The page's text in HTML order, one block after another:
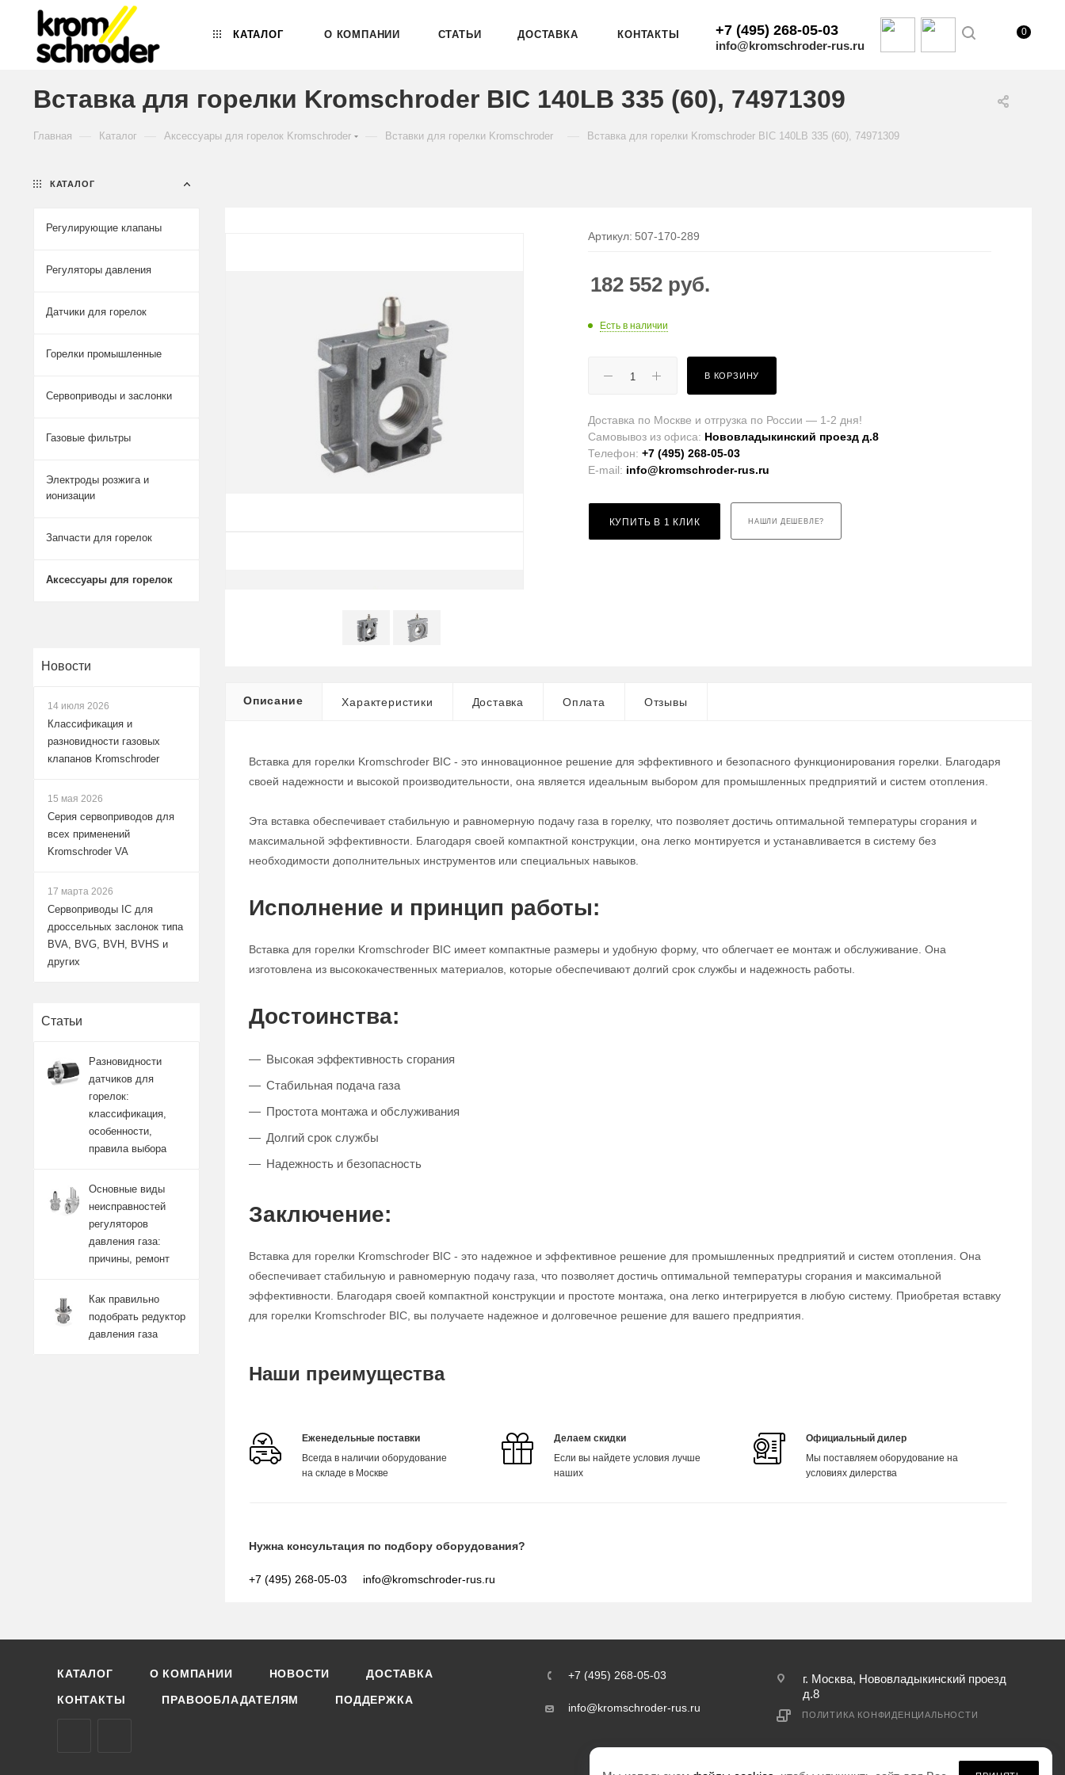
КАТАЛОГ О КОМПАНИИ СТАТЬИ ДОСТАВКА КОНТАКТЫ +7 (495) 268-05-03
info@kromschroder-rus.ru
0
Вставка для горелки Kromschroder BIC 140LB 335 (60), 74971309
Главная Каталог Аксессуары для горелок Kromschroder Вставки для горелки Kromschroder Вставка для горелки Kromschroder BIC 140LB 335 (60), 74971309
Артикул: 507-170-289
182 552 руб.
Есть в наличии
В КОРЗИНУ
Доставка по Москве и отгрузка по России — 1-2 дня!
Самовывоз из офиса: Нововладыкинский проезд д.8
Телефон:+7 (495) 268-05-03
E-mail: info@kromschroder-rus.ru
КУПИТЬ В 1 КЛИК НАШЛИ ДЕШЕВЛЕ?
Описание Характеристики Доставка Оплата Отзывы
Вставка для горелки Kromschroder BIC - это инновационное решение для эффективного и безопасного функционирования горелки. Благодаря
своей надежности и высокой производительности, она является идеальным выбором для промышленных предприятий и систем отопления.
Эта вставка обеспечивает стабильную и равномерную подачу газа в горелку, что позволяет достичь оптимальной температуры сгорания и
максимальной эффективности. Благодаря своей компактной конструкции, она легко монтируется и устанавливается в систему без
необходимости дополнительных инструментов или специальных навыков.
Исполнение и принцип работы:
Вставка для горелки Kromschroder BIC имеет компактные размеры и удобную форму, что облегчает ее монтаж и обслуживание. Она
изготовлена из высококачественных материалов, которые обеспечивают долгий срок службы и надежность работы.
Достоинства:
Высокая эффективность сгорания
Стабильная подача газа
Простота монтажа и обслуживания
Долгий срок службы
Надежность и безопасность
Заключение:
Вставка для горелки Kromschroder BIC - это надежное и эффективное решение для промышленных предприятий и систем отопления. Она
обеспечивает стабильную и равномерную подачу газа, что позволяет достичь оптимальной температуры сгорания и максимальной
эффективности. Благодаря своей компактной конструкции и простоте монтажа, она легко интегрируется в любую систему. Приобретая вставку
для горелки Kromschroder BIC, вы получаете надежное и долговечное решение для вашего предприятия.
Наши преимущества
Еженедельные поставки
Всегда в наличии оборудование
на складе в Москве
Делаем скидки
Если вы найдете условия лучше
наших
Официальный дилер
Мы поставляем оборудование на
условиях дилерства
Нужна консультация по подбору оборудования?
+7 (495) 268-05-03 info@kromschroder-rus.ru
КАТАЛОГ
Регулирующие клапаны
Регуляторы давления
Датчики для горелок
Горелки промышленные
Сервоприводы и заслонки
Газовые фильтры
Электроды розжига и
ионизации
Запчасти для горелок
Аксессуары для горелок
Новости
14 июля 2026
Классификация и
разновидности газовых
клапанов Kromschroder
15 мая 2026
Серия сервоприводов для
всех применений
Kromschroder VA
17 марта 2026
Сервоприводы IC для
дроссельных заслонок типа
BVA, BVG, BVH, BVHS и
других
Статьи
Разновидности
датчиков для
горелок:
классификация,
особенности,
правила выбора
Основные виды
неисправностей
регуляторов
давления газа:
причины, ремонт
Как правильно
подобрать редуктор
давления газа
КАТАЛОГ О КОМПАНИИ НОВОСТИ ДОСТАВКА
КОНТАКТЫ ПРАВООБЛАДАТЕЛЯМ ПОДДЕРЖКА
+7 (495) 268-05-03
info@kromschroder-rus.ru
г. Москва, Нововладыкинский проезд
д.8
ПОЛИТИКА КОНФИДЕНЦИАЛЬНОСТИ